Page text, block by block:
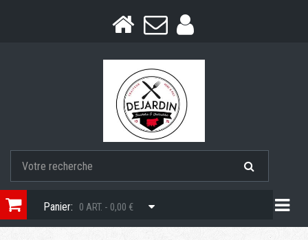
Panier: 0 ART. - 0,00 €